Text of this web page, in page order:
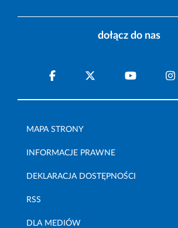
dołącz do nas
MAPA STRONY
INFORMACJE PRAWNE
DEKLARACJA DOSTĘPNOŚCI
RSS
DLA MEDIÓW